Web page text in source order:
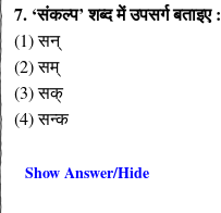
7. ‘संकल्प’ शब्द में उपसर्ग बताइए :
(1) सन्
(2) सम्
(3) सक्
(4) सन्क
Show Answer/Hide